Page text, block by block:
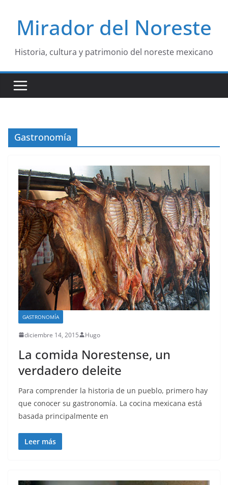
contenido
Mirador del Noreste
Historia, cultura y patrimonio del noreste mexicano
Gastronomía
GASTRONOMÍA
diciembre 14, 2015 Hugo
La comida Norestense, un
verdadero deleite
Para comprender la historia de un pueblo, primero hay
que conocer su gastronomía. La cocina mexicana está
basada principalmente en
Leer más